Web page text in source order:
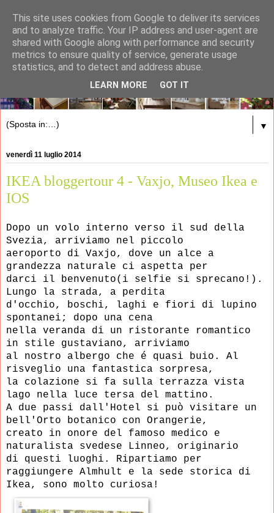
▼
venerdì 11 luglio 2014
IKEA bloggertour 4 - Vaxjo, Museo Ikea e
IOS
Dopo un volo interno verso il sud della
Svezia, arriviamo nel piccolo
aeroporto di Vaxjo, dove un alce a
grandezza naturale ci aspetta per
darci il benvenuto(i selfie si sprecano!).
Lungo la strada, a perdita
d'occhio, boschi, laghi e fiori di lupino
spontanei; dopo una cena
nella veranda di un ristorante romantico
in stile gustaviano, arriviamo
al nostro albergo che é quasi buio. Al
risveglio una fantastica sorpresa,
la colazione si fa sulla terrazza vista
lago nella luce tersa del mattino.
A due passi dall'Hotel si può visitare un
bell'Orto botanico con Orangerie,
creato in onore del famoso medico e
naturalista svedese Linneo, originario
di questi luoghi. Ripartiamo per
raggiungere Almhult e la sede storica di
Ikea, sono molto curiosa!
This site uses cookies from Google to deliver its services
and to analyze traffic. Your IP address and user-agent are
shared with Google along with performance and security
metrics to ensure quality of service, generate usage
statistics, and to detect and address abuse.
LEARN MORE GOT IT